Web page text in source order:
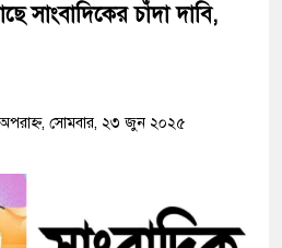
সাংবাদিকের চাঁদা দাবি,
সোমবার, ২৩ জুন ২০২৫